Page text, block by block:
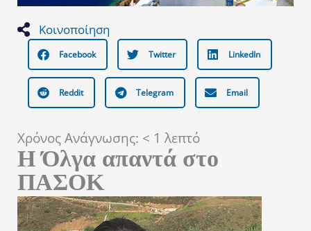
Κοινοποίηση
Facebook Twitter LinkedIn
Reddit Telegram Email
Χρόνος Ανάγνωσης: < 1 λεπτό
Η Όλγα απαντά στο
ΠΑΣΟΚ